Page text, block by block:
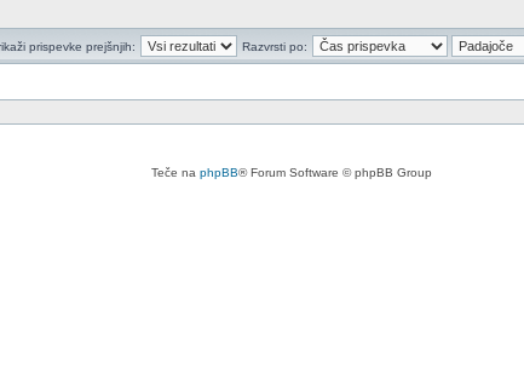
prispevke prejšnjih:
Razvrsti po:
Teče na phpBB® Forum Software © phpBB Group